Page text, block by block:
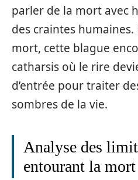
parler de la mort avec
des craintes
mort, cette blague
catharsis où le rire
d’entrée pour traiter
sombres de la vie.
Analyse des
entourant la mort